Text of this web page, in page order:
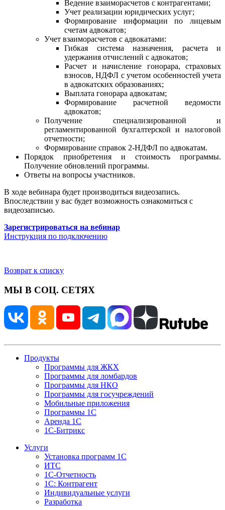
Ведение взаиморасчетов с контрагентами;
Учет реализации юридических услуг;
Формирование информации по лицевым
счетам адвокатов;
Учет взаиморасчетов с адвокатами:
Гибкая система назначения, расчета и
удержания отчислений с адвокатов;
Расчет и начисление гонорара, страховых
взносов, НДФЛ с учетом особенностей учета
в адвокатских образованиях;
Выплата гонорара адвокатам;
Формирование расчетной ведомости
адвокатов;
Получение специализированной и
регламентированной бухгалтерской и налоговой
отчетности;
Формирование справок 2-НДФЛ по адвокатам.
Порядок приобретения и стоимость программы.
Получение обновлений программы.
Ответы на вопросы участников.
В ходе вебинара будет производиться видеозапись.
Впоследствии у вас будет возможность ознакомиться с
видеозаписью.
Зарегистрироваться на вебинар
Инструкция по подключению
Возврат к списку
МЫ В СОЦ. СЕТЯХ
Продукты
Программы для ЖКХ
Программы для ломбардов
Программы для НКО
Программы для госучреждений
Мобильные приложения
Программы 1С
Аренда 1С
1С-Битрикс
Услуги
Установка программ 1С
ИТС
1С-Отчетность
1С: Контрагент
Индивидуальные услуги
Разработка